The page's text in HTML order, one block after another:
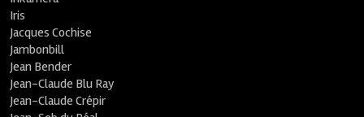
Iris
Jacques Cochise
Jambonbill
Jean Bender
Jean-Claude Blu Ray
Jean-Claude Crépir